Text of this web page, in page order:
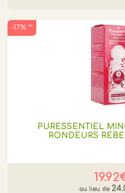
PURESSENTIEL
RONDEURS
-17% **